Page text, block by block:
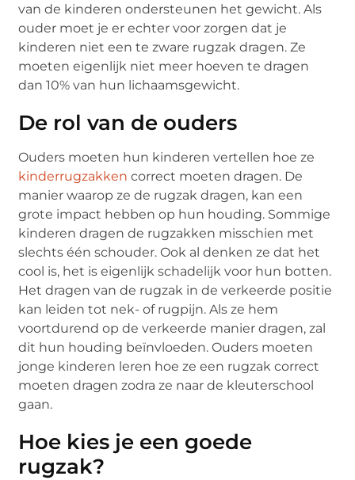
van de kinderen ondersteunen het gewicht. Als
ouder moet je er echter voor zorgen dat je
kinderen niet een te zware rugzak dragen. Ze
moeten eigenlijk niet meer hoeven te dragen
dan 10% van hun lichaamsgewicht.
De rol van de ouders
Ouders moeten hun kinderen vertellen hoe ze
kinderrugzakkencorrect moeten dragen. De
manier waarop ze de rugzak dragen, kan een
grote impact hebben op hun houding. Sommige
kinderen dragen de rugzakken misschien met
slechts één schouder. Ook al denken ze dat het
cool is, het is eigenlijk schadelijk voor hun botten.
Het dragen van de rugzak in de verkeerde positie
kan leiden tot nek- of rugpijn. Als ze hem
voortdurend op de verkeerde manier dragen, zal
dit hun houding beïnvloeden. Ouders moeten
jonge kinderen leren hoe ze een rugzak correct
moeten dragen zodra ze naar de kleuterschool
gaan.
Hoe kies je een goede
rugzak?